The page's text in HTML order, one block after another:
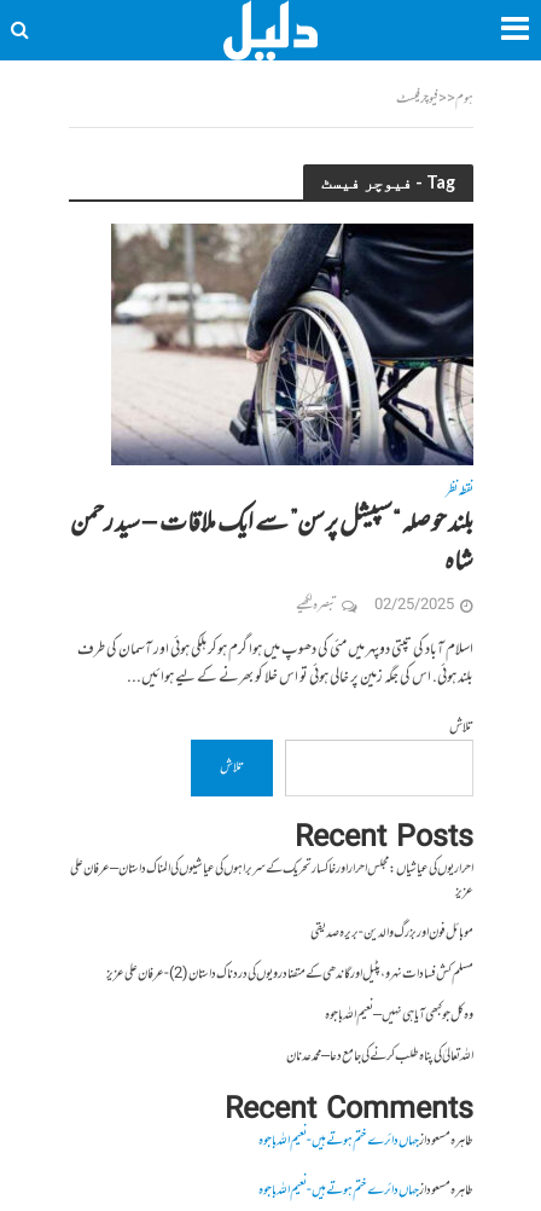
ہوم<<فیوچر فیسٹ
Tag - فیوچر فیسٹ
نقطہ نظر
بلند حوصلہ “سپیشل پرسن” سے ایک ملاقات – سید رحمن
شاہ
02/25/2025 تبصرہ لکھیے
اسلام آباد کی تپتی دوپہر میں مئی کی دھوپ میں ہوا گرم ہوکر ہلکی ہوئی اور آسمان کی طرف
بلند ہوئی. اس کی جگہ زمین پر خالی ہوئی تو اس خلا کو بھرنے کے لیے ہوائیں...
تلاش
تلاش
Recent Posts
احراریوں کی عیاشیاں : مجلس احرار اور خاکسار تحریک کے سربراہوں کی عیاشیوں کی المناک داستان – عرفان علی
عزیز
موبائل فون اور بزرگ والدین- بریرہ صدیقی
مسلم کش فسادات نہرو، پٹیل اور گاندھی کے متضاد رویوں کی درد ناک داستان (2)- عرفان علی عزیز
وہ کل جو کبھی آیا ہی نہیں – نعیم اللہ باجوہ
اللہ تعالیٰ کی پناہ طلب کرنے کی جامع دعا – محمد عدنان
Recent Comments
طاہرہ مسعودازجہاں دائرے ختم ہوتے ہیں- نعیم اللہ باجوہ
طاہرہ مسعودازجہاں دائرے ختم ہوتے ہیں- نعیم اللہ باجوہ